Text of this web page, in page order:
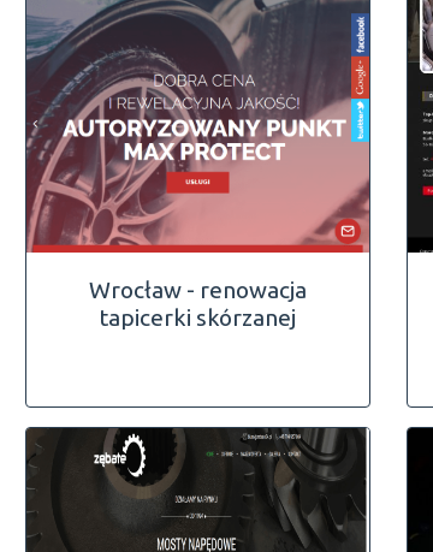
Wrocław - renowacja
tapicerki skórzanej